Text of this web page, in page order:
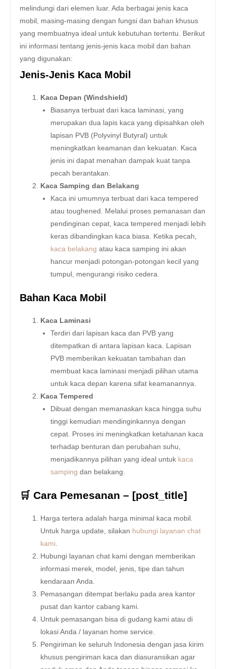
melindungi dari elemen luar. Ada berbagai jenis kaca
mobil, masing-masing dengan fungsi dan bahan khusus
yang membuatnya ideal untuk kebutuhan tertentu. Berikut
ini informasi tentang jenis-jenis kaca mobil dan bahan
yang digunakan:
Jenis-Jenis Kaca Mobil
Kaca Depan (Windshield)
Biasanya terbuat dari kaca laminasi, yang
merupakan dua lapis kaca yang dipisahkan oleh
lapisan PVB (Polyvinyl Butyral) untuk
meningkatkan keamanan dan kekuatan. Kaca
jenis ini dapat menahan dampak kuat tanpa
pecah berantakan.
Kaca Samping dan Belakang
Kaca ini umumnya terbuat dari kaca tempered
atau toughened. Melalui proses pemanasan dan
pendinginan cepat, kaca tempered menjadi lebih
keras dibandingkan kaca biasa. Ketika pecah,
kaca belakang atau kaca samping ini akan
hancur menjadi potongan-potongan kecil yang
tumpul, mengurangi risiko cedera.
Bahan Kaca Mobil
Kaca Laminasi
Terdiri dari lapisan kaca dan PVB yang
ditempatkan di antara lapisan kaca. Lapisan
PVB memberikan kekuatan tambahan dan
membuat kaca laminasi menjadi pilihan utama
untuk kaca depan karena sifat keamanannya.
Kaca Tempered
Dibuat dengan memanaskan kaca hingga suhu
tinggi kemudian mendinginkannya dengan
cepat. Proses ini meningkatkan ketahanan kaca
terhadap benturan dan perubahan suhu,
menjadikannya pilihan yang ideal untuk kaca
samping dan belakang.
🛒 Cara Pemesanan – [post_title]
Harga tertera adalah harga minimal kaca mobil.
Untuk harga update, silakan hubungi layanan chat
kami
Hubungi layanan chat kami dengan memberikan
informasi merek, model, jenis, tipe dan tahun
kendaraan Anda.
Pemasangan ditempat berlaku pada area kantor
pusat dan kantor cabang kami.
Untuk pemasangan bisa di gudang kami atau di
lokasi Anda / layanan home service.
Pengiriman ke seluruh Indonesia dengan jasa kirim
khusus pengiriman kaca dan diasuransikan agar